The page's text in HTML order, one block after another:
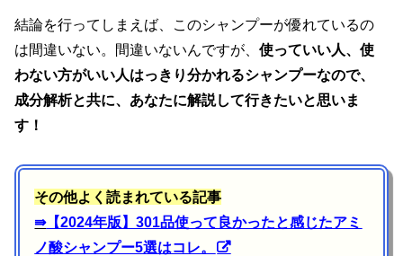
結論を行ってしまえば、このシャンプーが優れているの
は間違いない。間違いないんですが、使っていい人、使
わない方がいい人はっきり分かれるシャンプーなので、
成分解析と共に、あなたに解説して行きたいと思いま
す！
その他よく読まれている記事
⇛【2024年版】301品使って良かったと感じたアミ
ノ酸シャンプー5選はコレ。